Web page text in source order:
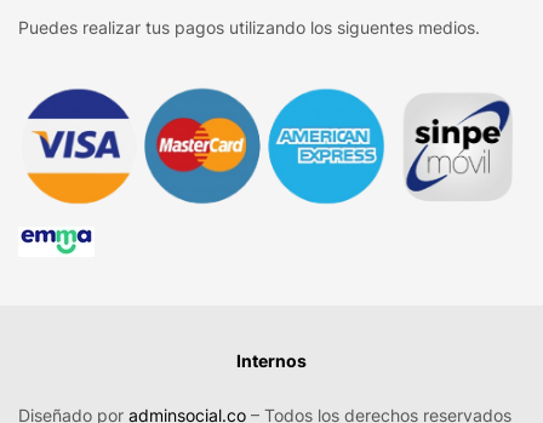
Puedes realizar tus pagos utilizando los siguentes medios.
Diseñado por adminsocial.co – Todos los derechos reservados
Internos